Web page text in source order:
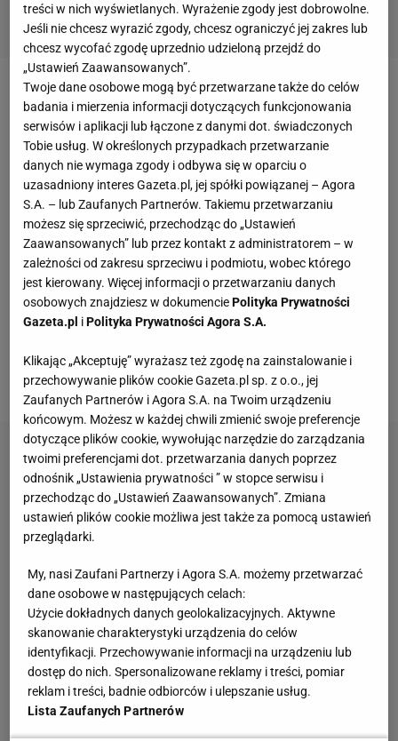
Zobacz wideo
Rok 2019 Hubert Hurkacz zaczynał jako 88. na
świecie, a skończył na 37. miejscu w rankingu. Po
drodze wygrał pierwszy turniej ATP w karierze w
Winston-Salem. Było to pierwsze turniejowe
zwycięstwopolskiegosinglisty od 37 lat, gdy
Wojciech Fibak triumfował w Chicago.Na co stać
wrocławianina w tym sezonie? Jeśli ominą go
kontuzje, to może zapukać do pierwszej 20-stki
światowego rankingu. W poniedziałek, po
aktualizacji rankingu, ma się znaleźć na 34. pozycji.
treści w nich wyświetlanych. Wyrażenie zgody jest dobrowolne.
Jeśli nie chcesz wyrazić zgody, chcesz ograniczyć jej zakres lub
chcesz wycofać zgodę uprzednio udzieloną przejdź do
„Ustawień Zaawansowanych”.
Twoje dane osobowe mogą być przetwarzane także do celów
badania i mierzenia informacji dotyczących funkcjonowania
serwisów i aplikacji lub łączone z danymi dot. świadczonych
Tobie usług. W określonych przypadkach przetwarzanie
danych nie wymaga zgody i odbywa się w oparciu o
uzasadniony interes Gazeta.pl, jej spółki powiązanej – Agora
S.A. – lub Zaufanych Partnerów. Takiemu przetwarzaniu
możesz się sprzeciwić, przechodząc do „Ustawień
Zaawansowanych” lub przez kontakt z administratorem – w
zależności od zakresu sprzeciwu i podmiotu, wobec którego
jest kierowany. Więcej informacji o przetwarzaniu danych
osobowych znajdziesz w dokumenciePolityka Prywatności
Gazeta.pl iPolityka Prywatności Agora S.A.
Klikając „Akceptuję” wyrażasz też zgodę na zainstalowanie i
przechowywanie plików cookie Gazeta.pl sp. z o.o., jej
Zaufanych Partnerów i Agora S.A. na Twoim urządzeniu
końcowym. Możesz w każdej chwili zmienić swoje preferencje
dotyczące plików cookie, wywołując narzędzie do zarządzania
twoimi preferencjami dot. przetwarzania danych poprzez
odnośnik „Ustawienia prywatności ” w stopce serwisu i
przechodząc do „Ustawień Zaawansowanych”. Zmiana
ustawień plików cookie możliwa jest także za pomocą ustawień
przeglądarki.
My, nasi Zaufani Partnerzy i Agora S.A. możemy przetwarzać
dane osobowe w następujących celach:
Użycie dokładnych danych geolokalizacyjnych. Aktywne
skanowanie charakterystyki urządzenia do celów
identyfikacji. Przechowywanie informacji na urządzeniu lub
dostęp do nich. Spersonalizowane reklamy i treści, pomiar
reklam i treści, badnie odbiorców i ulepszanie usług.
Lista Zaufanych Partnerów